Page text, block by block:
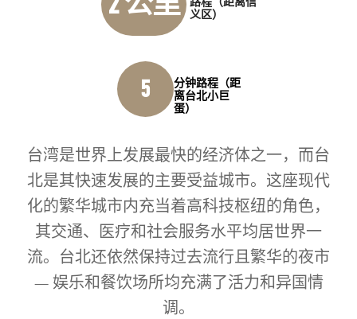
义区）
5
分钟路程（距
离台北小巨
蛋）
台湾是世界上发展最快的经济体之一，而台
北是其快速发展的主要受益城市。这座现代
化的繁华城市内充当着高科技枢纽的角色，
其交通、医疗和社会服务水平均居世界一
流。台北还依然保持过去流行且繁华的夜市
— 娱乐和餐饮场所均充满了活力和异国情
调。